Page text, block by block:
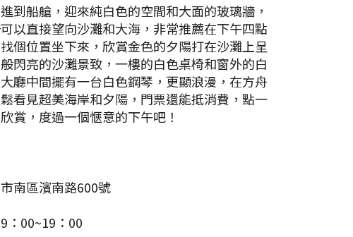
到船艙，迎來純白色的空間和大面的玻璃牆，
以直接望向沙灘和大海，非常推薦在下午四點
個位置坐下來，欣賞金色的夕陽打在沙灘上呈
閃亮的沙灘景致，一樓的白色桌椅和窗外的白
廳中間擺有一台白色鋼琴，更顯浪漫，在方舟
看見超美海岸和夕陽，門票還能抵消費，點一
賞，度過一個愜意的下午吧！
南區濱南路600號
：00~19：00